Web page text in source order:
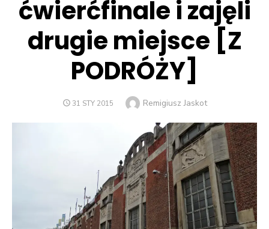
ćwierćfinale i zajęli
drugie miejsce [Z
PODRÓŻY]
POSTED
31 STY 2015 Author
Remigiusz Jaskot